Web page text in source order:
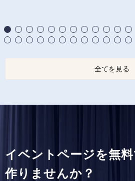
全てを見る
イベントページを無
作りませんか？